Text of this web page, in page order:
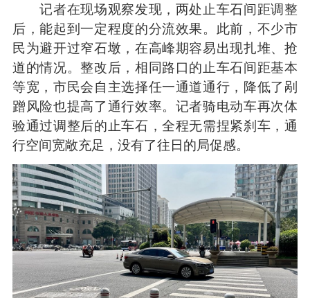
记者在现场观察发现，两处止车石间距调整
后，能起到一定程度的分流效果。此前，不少市
民为避开过窄石墩，在高峰期容易出现扎堆、抢
道的情况。整改后，相同路口的止车石间距基本
等宽，市民会自主选择任一通道通行，降低了剐
蹭风险也提高了通行效率。记者骑电动车再次体
验通过调整后的止车石，全程无需捏紧刹车，通
行空间宽敞充足，没有了往日的局促感。